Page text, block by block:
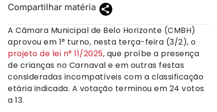
Compartilhar matéria
A Câmara Municipal de Belo Horizonte (CMBH)
aprovou em 1° turno, nesta terça-feira (3/2), o
projeto de lei n° 11/2025, que proíbe a presença
de crianças no Carnaval e em outras festas
consideradas incompatíveis com a classificação
etária indicada. A votação terminou em 24 votos
a 13.